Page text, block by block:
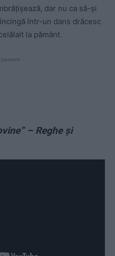
dar nu ca să-și
într-un dans drăcesc
la pământ.
-
– Reghe și